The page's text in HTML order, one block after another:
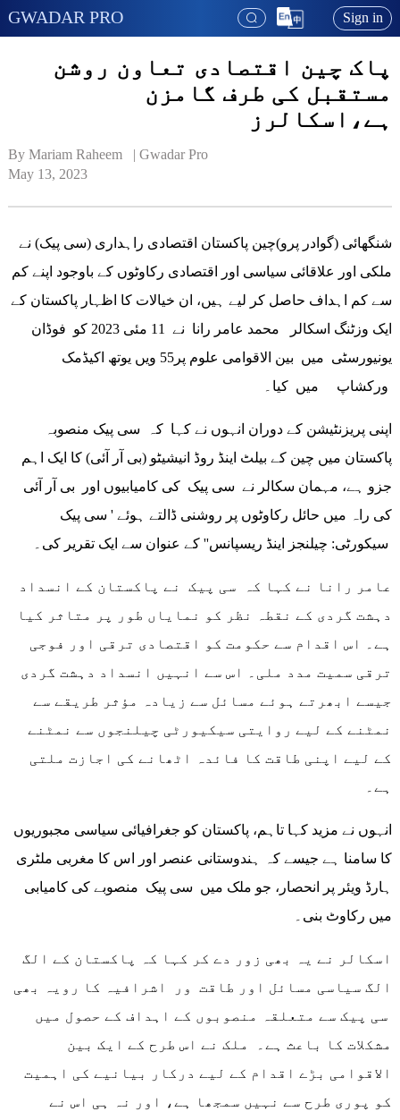
GWADAR PRO Sign in
پاک چین اقتصادی تعاون روشن
مستقبل کی طرف گامزن
ہے،اسکالرز
By Mariam Raheem   | Gwadar Pro
May 13, 2023
شنگھائی (گوادر پرو)چین پاکستان اقتصادی راہداری (سی پیک) نے
ملکی اور علاقائی سیاسی اور اقتصادی رکاوٹوں کے باوجود اپنے کم
سے کم اہداف حاصل کر لیے ہیں، ان خیالات کا اظہار پاکستان کے
ایک وزٹنگ اسکالر محمد عامر رانا نے 11 مئی 2023 کو فوڈان
یونیورسٹی میں بین الاقوامی علوم پر55 ویں یوتھ اکیڈمک
ورکشاپ میں کیا۔
اپنی پریزنٹیشن کے دوران انہوں نے کہا کہ سی پیک منصوبہ
پاکستان میں چین کے بیلٹ اینڈ روڈ انیشیٹو (بی آر آئی) کا ایک اہم
جزو ہے، مہمان سکالر نے سی پیک کی کامیابیوں اور بی آر آئی
کی راہ میں حائل رکاوٹوں پر روشنی ڈالتے ہوئے ' سی پیک
سیکورٹی: چیلنجز اینڈ ریسپانس'' کے عنوان سے ایک تقریر کی۔
عامر رانا نے کہا کہ سی پیک نے پاکستان کے انسداد
دہشت گردی کے نقطہ نظر کو نمایاں طور پر متاثر کیا
ہے۔ اس اقدام سے حکومت کو اقتصادی ترقی اور فوجی
ترقی سمیت مدد ملی۔ اس سے انہیں انسداد دہشت گردی
جیسے ابھرتے ہوئے مسائل سے زیادہ مؤثر طریقے سے
نمٹنے کے لیے روایتی سیکیورٹی چیلنجوں سے نمٹنے
کے لیے اپنی طاقت کا فائدہ اٹھانے کی اجازت ملتی
ہے۔
کا سامنا ہے جیسے کہ ہندوستانی عنصر اور اس کا مغربی ملٹری
ہارڈ ویئر پر انحصار، جو ملک میں سی پیک منصوبے کی کامیابی
میں رکاوٹ بنی۔
اسکالر نے یہ بھی زور دے کر کہا کہ پاکستان کے الگ
الگ سیاسی مسائل اور طاقت ور اشرافیہ کا رویہ بھی
سی پیک سے متعلقہ منصوبوں کے اہداف کے حصول میں
مشکلات کا باعث ہے۔ ملک نے اس طرح کے ایک بین
الاقوامی بڑے اقدام کے لیے درکار بیانیے کی اہمیت
کو پوری طرح سے نہیں سمجھا ہے، اور نہ ہی اس نے